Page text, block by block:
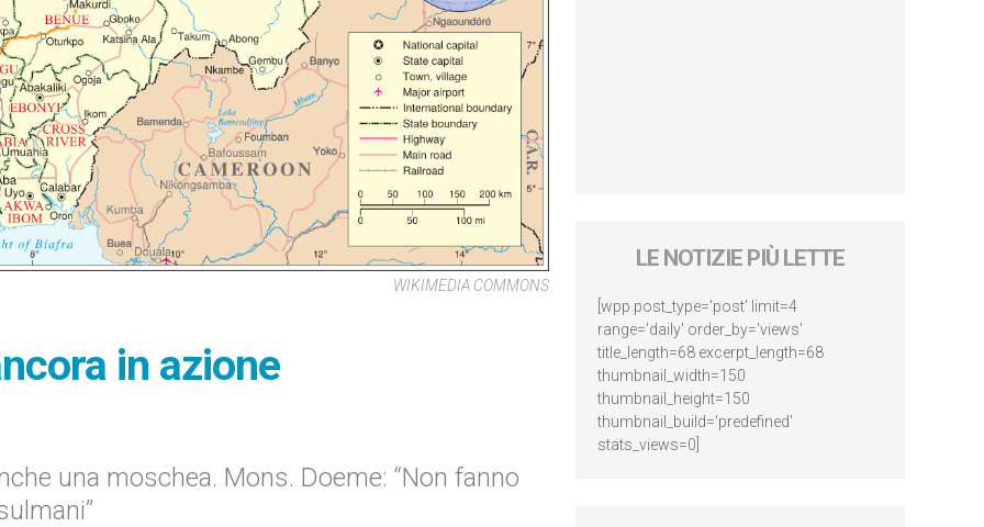
WIKIMEDIA COMMONS
in azione
una moschea. Mons. Doeme: “Non fanno
LE NOTIZIE PIÙ LETTE
[wpp post_type='post' limit=4
range='daily' order_by='views'
title_length=68 excerpt_length=68
thumbnail_width=150
thumbnail_height=150
thumbnail_build='predefined'
stats_views=0]